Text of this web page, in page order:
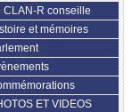
CLAN-R conseille
et mémoires
ET VIDEOS